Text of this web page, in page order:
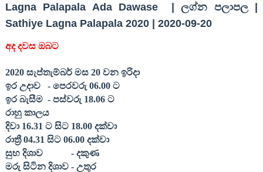
Lagna Palapala Ada Dawase | ලග්න පලාපල |
Sathiye Lagna Palapala 2020 | 2020-09-20
අද දවස ඔබට
2020සැප්තැම්බර් මස 20වන ඉරිදා
ඉර උදාව
- පෙරවරු 06.00ට
ඉර බැසීම - පස්වරු 18.06ට
රාහු කාලය
දිවා 16.31 ට සිට 18.00 දක්වා
රාත්‍රී 04.31 සිට 06.00 දක්වා
සුභ දිශාව
- දකුණ
මරු සිටින දිශාව - උතුර